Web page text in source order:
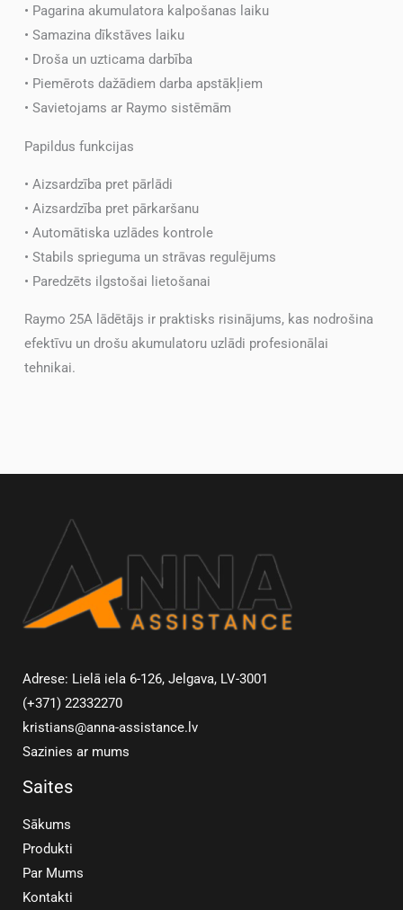
• Pagarina akumulatora kalpošanas laiku
• Samazina dīkstāves laiku
• Droša un uzticama darbība
• Piemērots dažādiem darba apstākļiem
• Savietojams ar Raymo sistēmām
Papildus funkcijas
• Aizsardzība pret pārlādi
• Aizsardzība pret pārkaršanu
• Automātiska uzlādes kontrole
• Stabils sprieguma un strāvas regulējums
• Paredzēts ilgstošai lietošanai
Raymo 25A lādētājs ir praktisks risinājums, kas nodrošina
efektīvu un drošu akumulatoru uzlādi profesionālai
tehnikai.
Adrese: Lielā iela 6-126, Jelgava, LV-3001
(+371) 22332270
kristians@anna-assistance.lv
Sazinies ar mums
Saites
Sākums
Produkti
Par Mums
Kontakti